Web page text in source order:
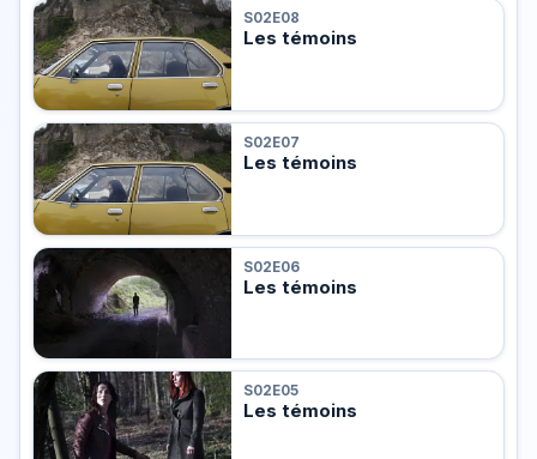
S02E08
Les témoins
S02E07
Les témoins
S02E06
Les témoins
S02E05
Les témoins